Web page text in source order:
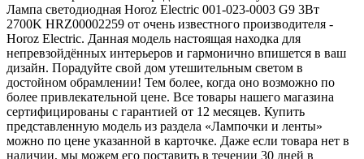
Лампа светодиодная Horoz Electric 001-023-0003 G9 3Вт
2700K HRZ00002259 от очень известного производителя -
Horoz Electric. Данная модель настоящая находка для
непревзойдённых интерьеров и гармонично впишется в ваш
дизайн. Порадуйте свой дом утешительным светом в
достойном обрамлении! Тем более, когда оно возможно по
более привлекательной цене. Все товары нашего магазина
сертифицированы с гарантией от 12 месяцев. Купить
представленную модель из раздела «Лампочки и ленты»
можно по цене указанной в карточке. Даже если товара нет в
наличии, мы можем его поставить в течении 30 дней в